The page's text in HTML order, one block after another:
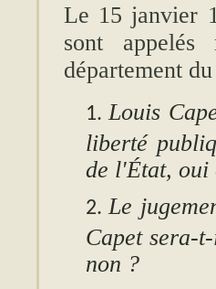
Le 15 janvier
sont appelés
département
Louis
liberté
de l'État, oui
Le
Capet sera-
non ?